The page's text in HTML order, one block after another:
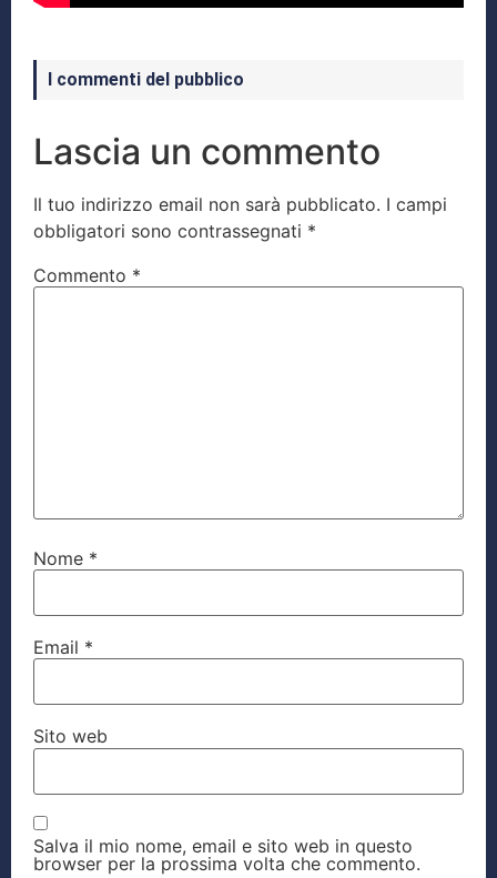
I commenti del pubblico
Lascia un commento
Il tuo indirizzo email non sarà pubblicato. I campi
obbligatori sono contrassegnati *
Commento *
Nome *
Email *
Sito web
Salva il mio nome, email e sito web in questo
browser per la prossima volta che commento.